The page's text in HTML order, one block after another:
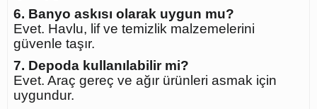
6. Banyo askısı olarak uygun mu?
Evet. Havlu, lif ve temizlik malzemelerini
güvenle taşır.
7. Depoda kullanılabilir mi?
Evet. Araç gereç ve ağır ürünleri asmak için
uygundur.